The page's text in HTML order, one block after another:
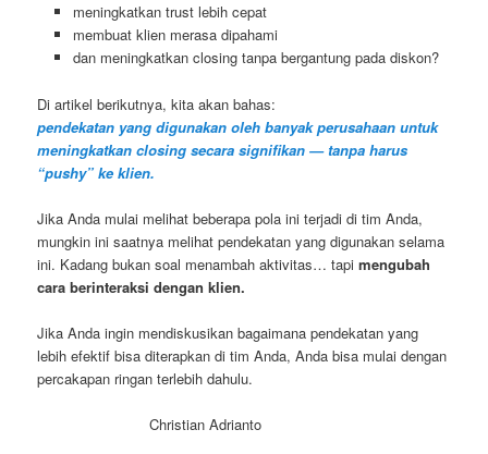
meningkatkan trust lebih cepat
membuat klien merasa dipahami
dan meningkatkan closing tanpa bergantung pada diskon?
Di artikel berikutnya, kita akan bahas:
pendekatan yang digunakan oleh banyak perusahaan untuk
meningkatkan closing secara signifikan — tanpa harus
“pushy” ke klien.
Jika Anda mulai melihat beberapa pola ini terjadi di tim Anda,
mungkin ini saatnya melihat pendekatan yang digunakan selama
ini. Kadang bukan soal menambah aktivitas… tapimengubah
cara berinteraksi dengan klien.
Jika Anda ingin mendiskusikan bagaimana pendekatan yang
lebih efektif bisa diterapkan di tim Anda, Anda bisa mulai dengan
percakapan ringan terlebih dahulu.
Christian Adrianto